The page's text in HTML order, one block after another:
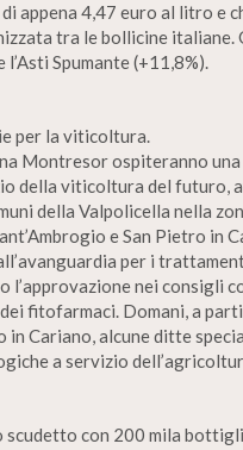
appena 4,47 euro al litro e
tra le bollicine italiane.
l’Asti Spumante (+11,8%).
per la viticoltura.
Montresor ospiteranno
della viticoltura del futuro,
della Valpolicella nella
e San Pietro in
per i
l’approvazione nei consigli
fitofarmaci. Domani, a
in Cariano, alcune ditte
a servizio
scudetto con 200 mila